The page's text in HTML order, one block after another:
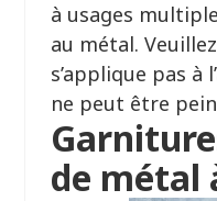
à usages
au métal.
s’applique pas à
ne peut être
de métal